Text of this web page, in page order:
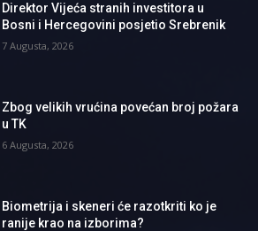
Direktor Vijeća stranih investitora u
Bosni i Hercegovini posjetio Srebrenik
7 Augusta, 2026
Zbog velikih vrućina povećan broj požara
u TK
6 Augusta, 2026
Biometrija i skeneri će razotkriti ko je
ranije krao na izborima?